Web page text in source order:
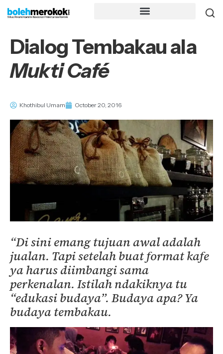
Dialog Tembakau ala
Mukti Café
Khothibul Umam October 20, 2016
“Di sini emang tujuan awal adalah
jualan. Tapi setelah buat format kafe
ya harus diimbangi sama
perkenalan. Istilah ndakiknya tu
“edukasi budaya”. Budaya apa? Ya
budaya tembakau.